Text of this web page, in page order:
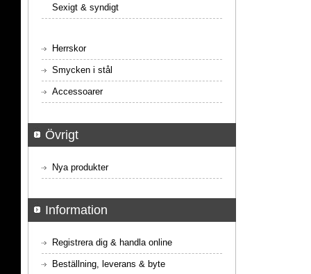
Sexigt & syndigt
Herrskor
Smycken i stål
Accessoarer
Övrigt
Nya produkter
Information
Registrera dig & handla online
Beställning, leverans & byte